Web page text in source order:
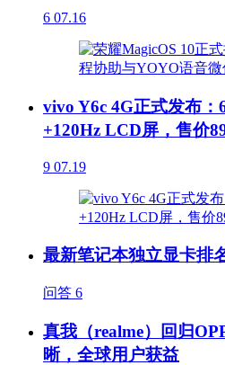
6 07.16
vivo Y6c 4G正式发布
+120Hz LCD屏，售价
9 07.19
最新笔记本独立显卡排
问答 6
真我（realme）回归
晰，全球用户获益